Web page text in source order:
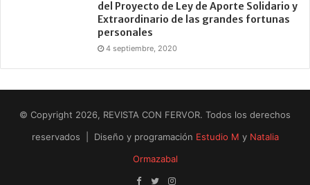
del Proyecto de Ley de Aporte Solidario y
Extraordinario de las grandes fortunas
personales
4 septiembre, 2020
© Copyright 2026, REVISTA CON FERVOR. Todos los derechos
reservados | Diseño y programación Estudio M y Natalia
Ormazabal